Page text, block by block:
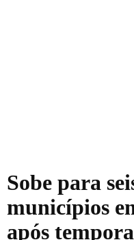
Sobe para
municípios
após